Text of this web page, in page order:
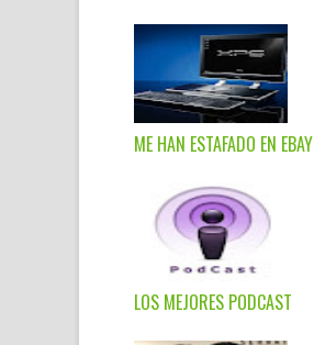
ME HAN ESTAFADO EN EBAY
LOS MEJORES PODCAST